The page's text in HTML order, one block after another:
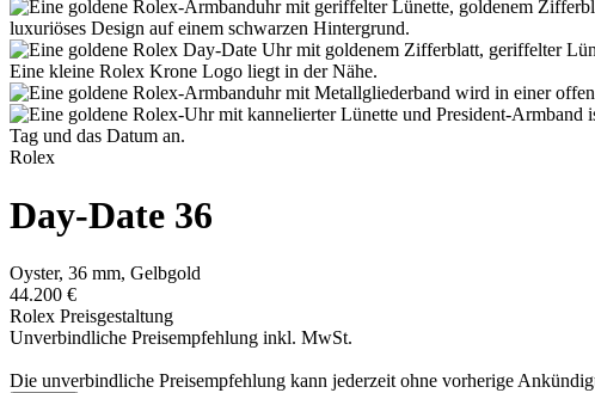
Rolex
Day-Date 36
Oyster, 36 mm, Gelbgold
44.200 €
Rolex Preisgestaltung
Unverbindliche Preisempfehlung inkl. MwSt.
Die unverbindliche Preis­empfehlung kann jederzeit ohne vorherige